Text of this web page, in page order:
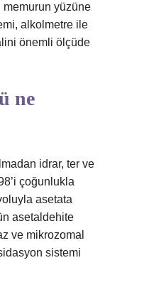
yüzüne
alkolmetre ile
önemli ölçüde
ne
idrar, ter ve
çoğunlukla
asetata
asetaldehite
ve mikrozomal
sistemi